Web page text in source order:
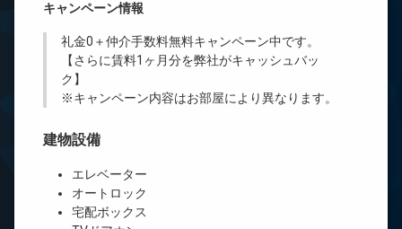
キャンペーン情報
礼金0 ＋仲介手数料無料キャンペーン中です。
【さらに賃料1ヶ月分を弊社がキャッシュバッ
ク】
※キャンペーン内容はお部屋により異なります。
建物設備
エレベーター
オートロック
宅配ボックス